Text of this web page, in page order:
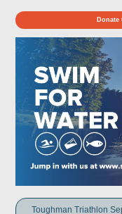
Toughman Triathlon